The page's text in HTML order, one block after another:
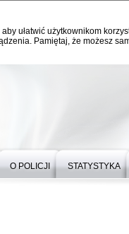
ułatwić użytkownikom
Pamiętaj, że możesz
O POLICJI STATYSTYKA